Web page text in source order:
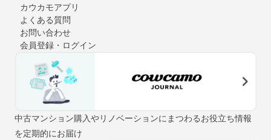
カウカモアプリ
よくある質問
お問い合わせ
会員登録・ログイン
中古マンション購入やリノベーションにまつわるお役立ち情報
を定期的にお届け